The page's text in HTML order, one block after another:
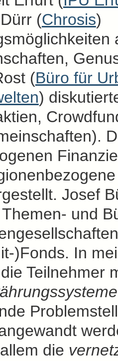
(Chrosis)
(Büro für
)
Josef
und
)Fonds. In
Teilnehmer
die